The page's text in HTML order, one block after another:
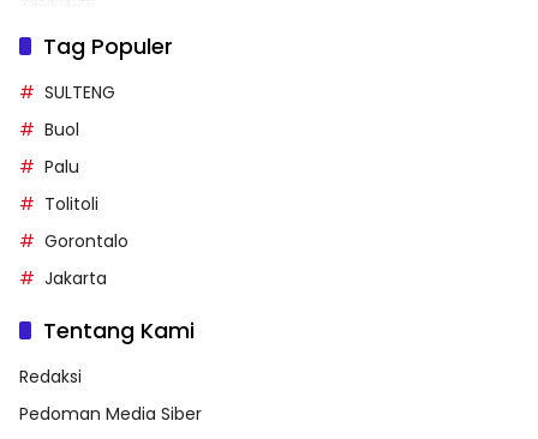
SULTENG
Buol
Palu
Tolitoli
Gorontalo
Redaksi